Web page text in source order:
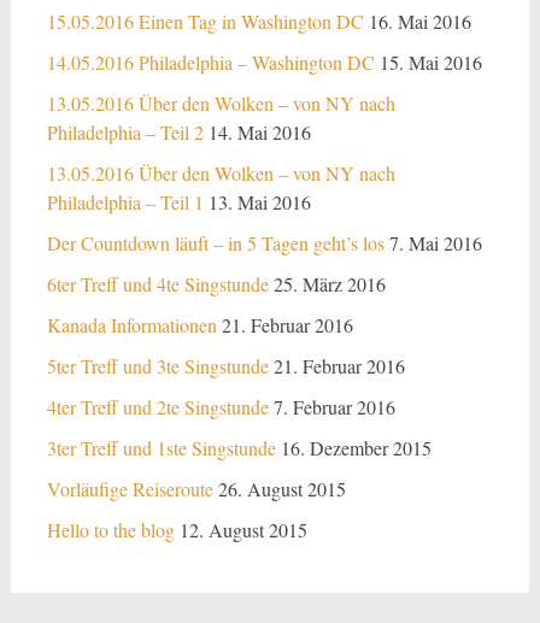
15.05.2016 Einen Tag in Washington DC 16. Mai 2016
14.05.2016 Philadelphia – Washington DC 15. Mai 2016
13.05.2016 Über den Wolken – von NY nach
Philadelphia – Teil 2 14. Mai 2016
13.05.2016 Über den Wolken – von NY nach
Philadelphia – Teil 1 13. Mai 2016
Der Countdown läuft – in 5 Tagen geht’s los7. Mai 2016
6ter Treff und 4te Singstunde25. März 2016
Kanada Informationen 21. Februar 2016
5ter Treff und 3te Singstunde21. Februar 2016
4ter Treff und 2te Singstunde7. Februar 2016
3ter Treff und 1ste Singstunde 16. Dezember 2015
Vorläufige Reiseroute26. August 2015
Hello to the blog 12. August 2015